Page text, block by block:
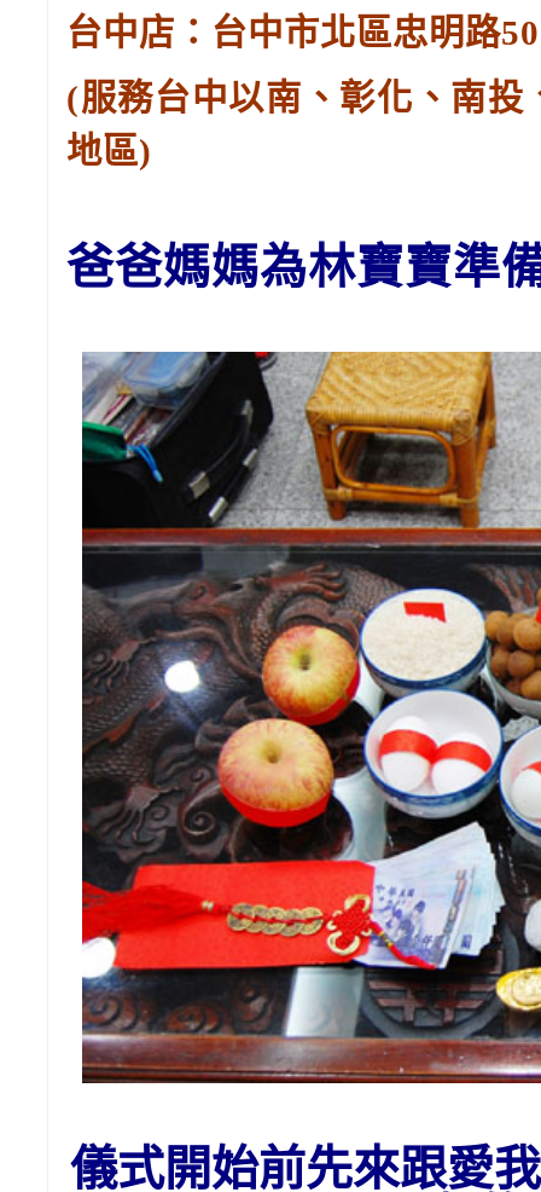
台中店：台中市北區忠明路
(服務台中以南、彰化、南
地區)
爸爸媽媽為林寶寶準
儀式開始前先來跟愛